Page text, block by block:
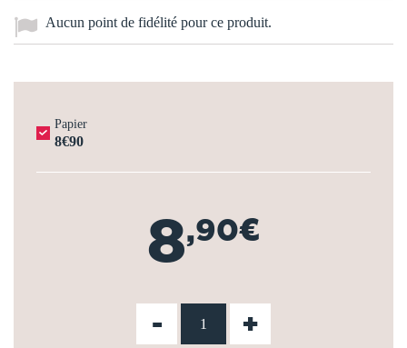
Aucun point de fidélité pour ce produit.
Papier
8€90
8,90€
- +